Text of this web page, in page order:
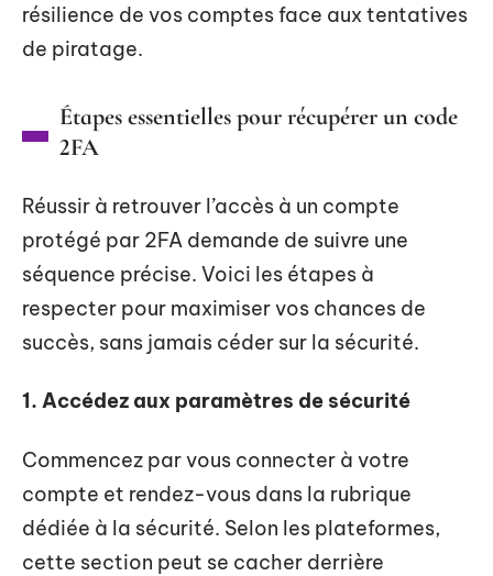
résilience de vos comptes face aux tentatives
de piratage.
Étapes essentielles pour récupérer un code
2FA
Réussir à retrouver l’accès à un compte
protégé par 2FA demande de suivre une
séquence précise. Voici les étapes à
respecter pour maximiser vos chances de
succès, sans jamais céder sur la sécurité.
1. Accédez aux paramètres de sécurité
Commencez par vous connecter à votre
compte et rendez-vous dans la rubrique
dédiée à la sécurité. Selon les plateformes,
cette section peut se cacher derrière